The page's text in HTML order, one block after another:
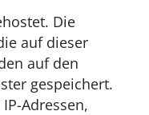
Die
auf dieser
auf den
gespeichert.
Adressen,